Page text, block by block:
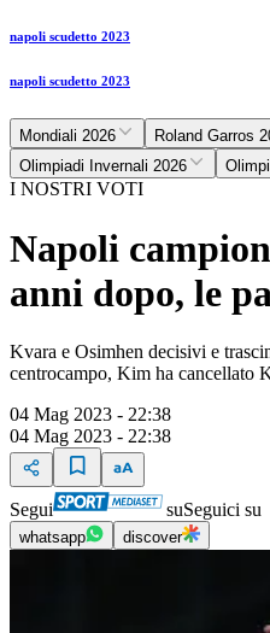
napoli scudetto 2023
napoli scudetto 2023
Mondiali 2026 Roland Garros
Olimpiadi Invernali 2026
I NOSTRI VOTI
Napoli
anni dopo, le
Kvara e Osimhen decisivi e
centrocampo, Kim ha cancellato
04 Mag 2023 - 22:38
04 Mag 2023 - 22:38
Segui suSeguici su
whatsapp discover